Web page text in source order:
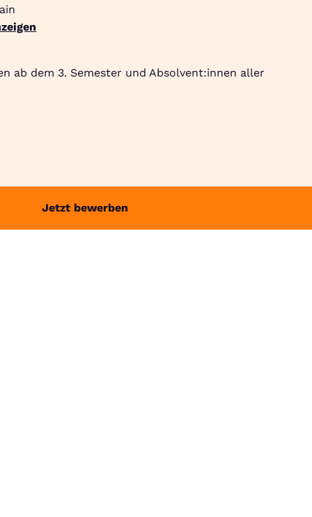
ab dem 3. Semester und Absolvent:innen aller
Jetzt bewerben